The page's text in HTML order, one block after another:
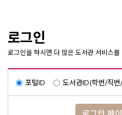
로그인
로그인을 하시면 더 많은 도서관 서비스를
포털ID 도서관ID(학번/직번